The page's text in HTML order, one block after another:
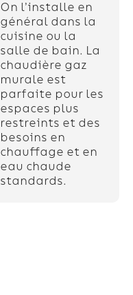
On l’installe en
général dans la
cuisine ou la
salle de bain. La
chaudière gaz
murale est
parfaite pour les
espaces plus
restreints et des
besoins en
chauffage et en
eau chaude
standards.